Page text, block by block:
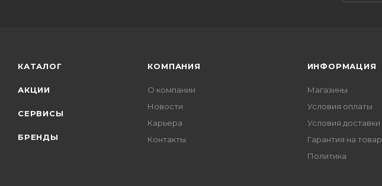
КАТАЛОГ
АКЦИИ
СЕРВИСЫ
БРЕНДЫ
КОМПАНИЯ
О компании
Новости
Карьера
Контакты
ИНФОРМАЦИЯ
Магазины
Условия оплаты
Условия доставки
Гарантия на товар
Политика